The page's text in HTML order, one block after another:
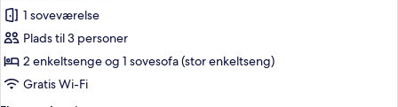
1 soveværelse
Plads til 3 personer
2 enkeltsenge og 1 sovesofa (stor enkeltseng)
Gratis Wi-Fi